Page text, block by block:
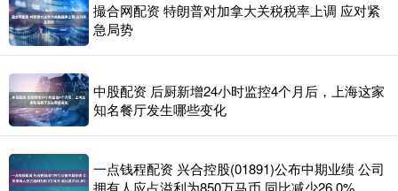
撮合网配资 特朗普对加拿大关税税率上调 应对紧
急局势
中股配资 后厨新增24小时监控4个月后，上海这家
知名餐厅发生哪些变化
一点钱程配资 兴合控股(01891)公布中期业绩 公司